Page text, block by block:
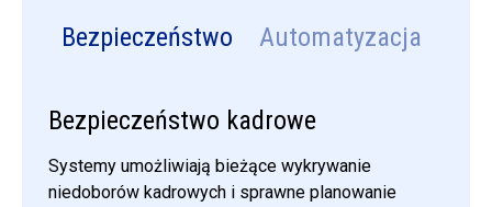
Bezpieczeństwo Automatyzacja
Bezpieczeństwo kadrowe
Systemy umożliwiają bieżące wykrywanie
niedoborów kadrowych i sprawne planowanie